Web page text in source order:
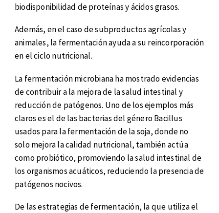
biodisponibilidad de proteínas y ácidos grasos.
Además, en el caso de subproductos agrícolas y
animales, la fermentación ayuda a su reincorporación
en el ciclo nutricional.
La fermentación microbiana ha mostrado evidencias
de contribuir a la mejora de la salud intestinal y
reducción de patógenos. Uno de los ejemplos más
claros es el de las bacterias del género Bacillus
usados para la fermentación de la soja, donde no
solo mejora la calidad nutricional, también actúa
como probiótico, promoviendo la salud intestinal de
los organismos acuáticos, reduciendo la presencia de
patógenos nocivos.
De las estrategias de fermentación, la que utiliza el